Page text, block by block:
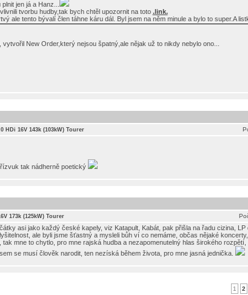
jen já a Hanz...
tvorbu hudby,tak bych chtěl upozornit na toto .link.
ale tento bývalí člen táhne káru dál. Byl jsem na něm minule a bylo to super.A
New Order,který nejsou špatný,ale nějak už to nikdy nebylo ono...
HDi 16V 143k (103kW) Tourer
tak nádherně poetický
173k (125kW) Tourer
asi jako každý české kapely, viz Katapult, Kabát, pak přišla na řadu cizina, LP
ale byli jsme šťastný a mysleli bůh ví co nemáme, občas nějaké
mne to chytlo, pro mne rajská hudba a nezapomenutelný hlas širokého rozpětí,
se musí člověk narodit, ten nezíská během života, pro mne jasná jednička.
1 2